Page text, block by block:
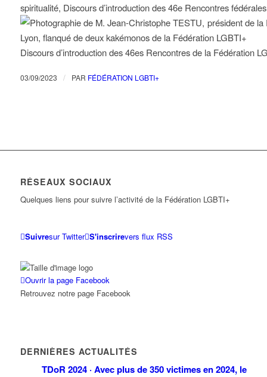
spiritualité, Discours d’introduction des 46e Rencontres
Discours d’introduction des 46es Rencontres de la Fédération
03/09/2023 / PAR FÉDÉRATION LGBTI+
RÉSEAUX SOCIAUX
Quelques liens pour suivre l’activité de la Fédération LGBTI+
Suivresur Twitter S'inscrirevers flux RSS
Ouvrir la page Facebook
Retrouvez notre page Facebook
DERNIÈRES ACTUALITÉS
TDoR 2024 · Avec plus de 350 victimes en 2024, le